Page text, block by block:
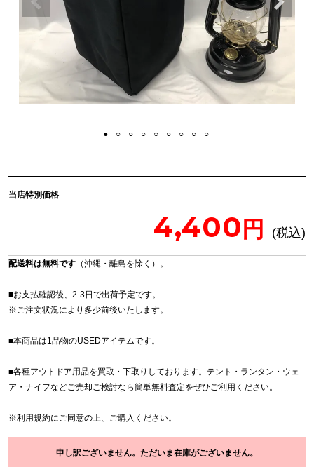
当店特別価格
4,400
配送料は無料です （沖縄・離島を除く）。
■お支払確認後、2-3日で出荷予定です。
※ご注文状況により多少前後いたします。
■本商品は1品物のUSEDアイテムです。
■各種アウトドア用品を買取・下取りしております。テント・ランタン・ウェ
ア・ナイフなどご売却ご検討なら簡単無料査定をぜひご利用ください。
※利用規約にご同意の上、ご購入ください。
申し訳ございません。ただいま在庫がございません。